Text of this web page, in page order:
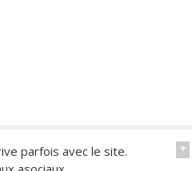
+
parfois avec le site.